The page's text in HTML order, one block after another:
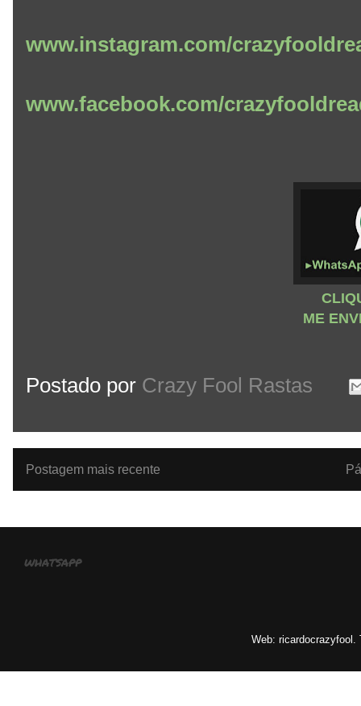
www.instagram.com/
www.facebook.com/
ME
Postado por Crazy Fool Rastas
Postagem mais recente
whatsapp
Web: